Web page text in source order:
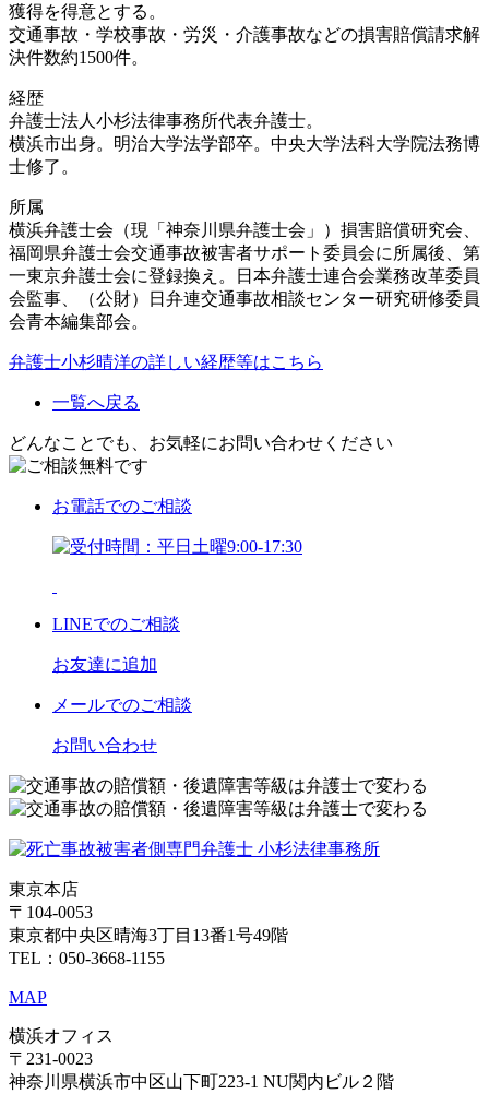
獲得を得意とする。
交通事故・学校事故・労災・介護事故などの損害賠償請求解
決件数約1500件。
経歴
弁護士法人小杉法律事務所代表弁護士。
横浜市出身。明治大学法学部卒。中央大学法科大学院法務博
士修了。
所属
横浜弁護士会（現「神奈川県弁護士会」）損害賠償研究会、
福岡県弁護士会交通事故被害者サポート委員会に所属後、第
一東京弁護士会に登録換え。日本弁護士連合会業務改革委員
会監事、（公財）日弁連交通事故相談センター研究研修委員
会青本編集部会。
弁護士小杉晴洋の詳しい経歴等はこちら
一覧へ戻る
どんなことでも、お気軽にお問い合わせください
お電話でのご相談
LINEでのご相談
お友達に追加
メールでのご相談
お問い合わせ
東京本店
〒104-0053
東京都中央区晴海3丁目13番1号49階
TEL：050-3668-1155
MAP
横浜オフィス
〒231-0023
神奈川県横浜市中区山下町223-1 NU関内ビル２階